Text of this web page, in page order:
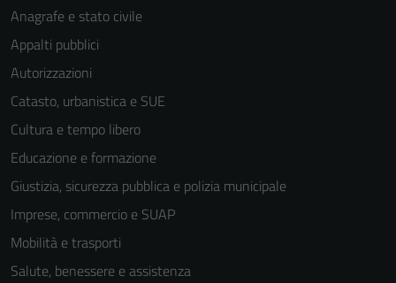
Anagrafe e stato civile
Appalti pubblici
Autorizzazioni
Catasto, urbanistica e SUE
Cultura e tempo libero
Educazione e formazione
Giustizia, sicurezza pubblica e polizia municipale
Imprese, commercio e SUAP
Mobilità e trasporti
Salute, benessere e assistenza